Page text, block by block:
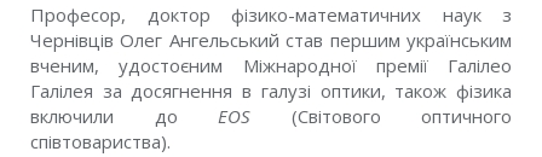
Професор, доктор фізико-математичних наук з
Чернівців Олег Ангельський став першим українським
вченим, удостоєним Міжнародної премії Галілео
Галілея за досягнення в галузі оптики, також фізика
включили до EOS (Світового оптичного
співтовариства).